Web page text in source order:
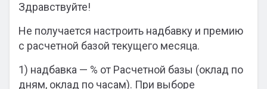
Здравствуйте!
Не получается настроить надбавку и премию
с расчетной базой текущего месяца.
1) надбавка — % от Расчетной базы (оклад по
дням, оклад по часам). При выборе